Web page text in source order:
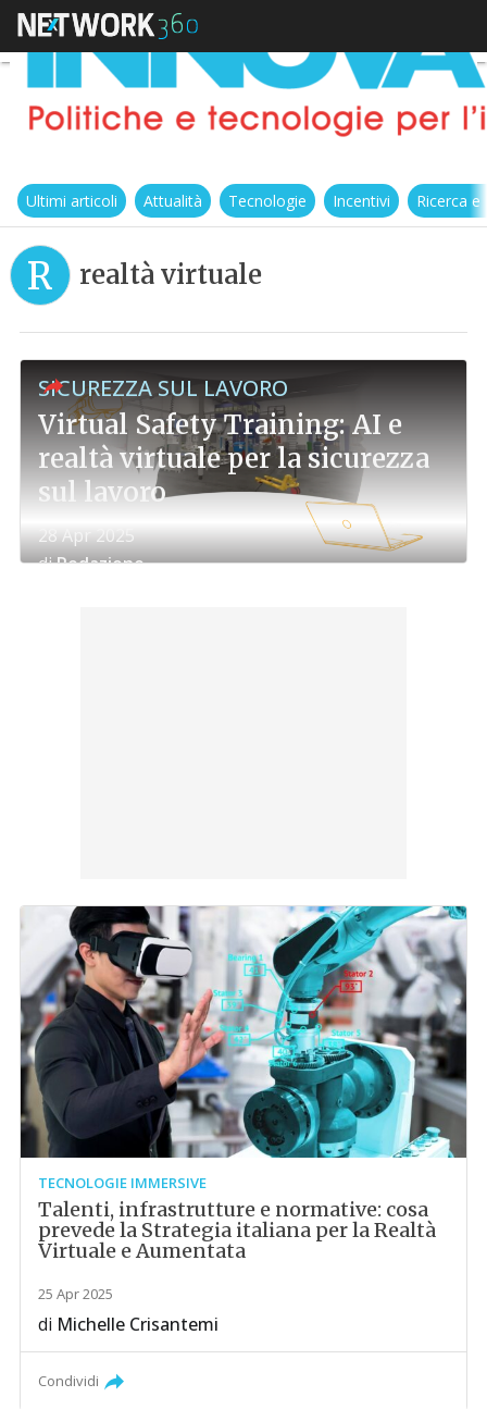
Ultimi articoli Attualità Tecnologie Incentivi Ricerca
R realtà virtuale
SICUREZZA SUL LAVORO
Virtual Safety Training: AI e
realtà virtuale per la sicurezza
sul lavoro
28 Apr 2025
diRedazione
TECNOLOGIE IMMERSIVE
Talenti, infrastrutture e normative: cosa
prevede la Strategia italiana per la Realtà
Virtuale e Aumentata
25 Apr 2025
di Michelle Crisantemi
Condividi